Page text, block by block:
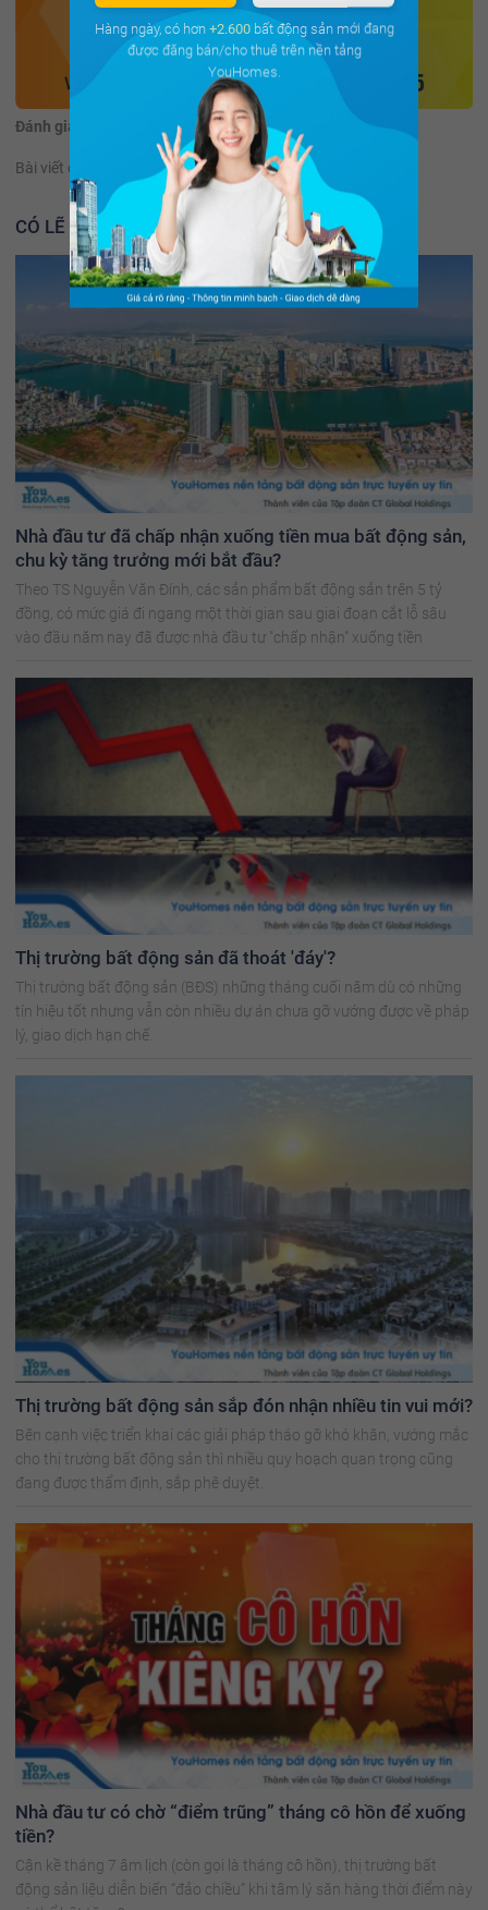
Đánh giá: (65 đánh giá)
Bài viết có hữu ích không? Có Không
CÓ LẼ BẠN NÊN ĐỌC THÊM
Nhà đầu tư đã chấp nhận xuống tiền mua bất động sản,
chu kỳ tăng trưởng mới bắt đầu?
Theo TS Nguyễn Văn Đính, các sản phẩm bất động sản trên 5 tỷ
đồng, có mức giá đi ngang một thời gian sau giai đoạn cắt lỗ sâu
vào đầu năm nay đã được nhà đầu tư "chấp nhận" xuống tiền
Thị trường bất động sản đã thoát 'đáy'?
Thị trường bất động sản (BĐS) những tháng cuối năm dù có những
tín hiệu tốt nhưng vẫn còn nhiều dự án chưa gỡ vướng được về pháp
lý, giao dịch hạn chế.
Thị trường bất động sản sắp đón nhận nhiều tin vui mới?
Bên cạnh việc triển khai các giải pháp tháo gỡ khó khăn, vướng mắc
cho thị trường bất động sản thì nhiều quy hoạch quan trọng cũng
đang được thẩm định, sắp phê duyệt.
Nhà đầu tư có chờ “điểm trũng” tháng cô hồn để xuống
tiền?
Cận kề tháng 7 âm lịch (còn gọi là tháng cô hồn), thị trường bất
động sản liệu diễn biến “đảo chiều” khi tâm lý săn hàng thời điểm này
Hàng ngày, có hơn +2.600bất động sản mới đang
được đăng bán/cho thuê trên nền tảng
YouHomes.